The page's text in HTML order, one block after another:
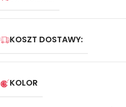
KOSZT DOSTAWY:
KOLOR